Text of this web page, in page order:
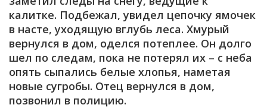
калитке. Подбежал, увидел цепочку ямочек
в насте, уходящую вглубь леса. Хмурый
вернулся в дом, оделся потеплее. Он долго
шел по следам, пока не потерял их – с неба
опять сыпались белые хлопья, наметая
новые сугробы. Отец вернулся в дом,
позвонил в полицию.